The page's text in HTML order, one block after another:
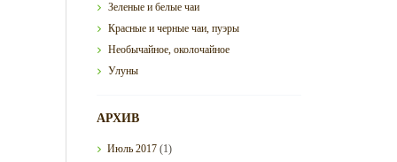
Зеленые и белые чаи
Красные и черные чаи, пуэры
Необычайное, околочайное
Улуны
АРХИВ
Июль2017 (1)